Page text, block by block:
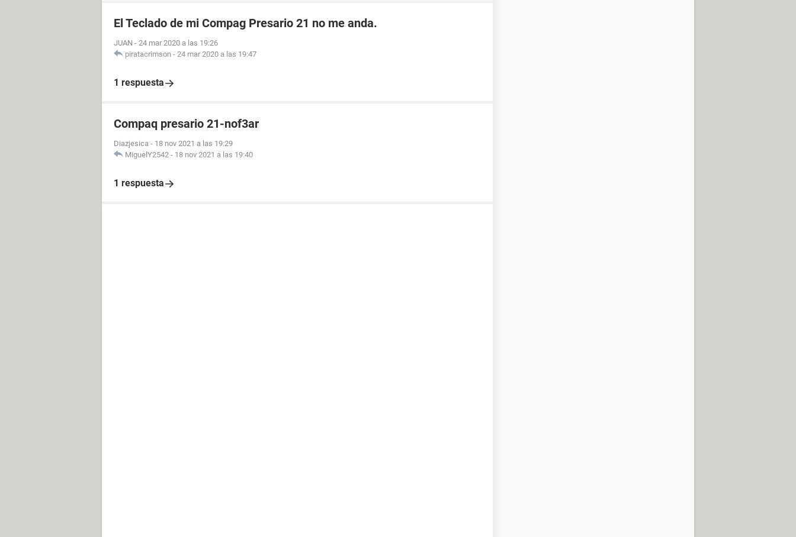
El Teclado de mi Compag Presario 21 no me anda.
JUAN - 24 mar 2020 a las 19:26
piratacrimson - 24 mar 2020 a las 19:47
1 respuesta
Compaq presario 21-nof3ar
Diazjesica - 18 nov 2021 a las 19:29
MiguelY2542 - 18 nov 2021 a las 19:40
1 respuesta